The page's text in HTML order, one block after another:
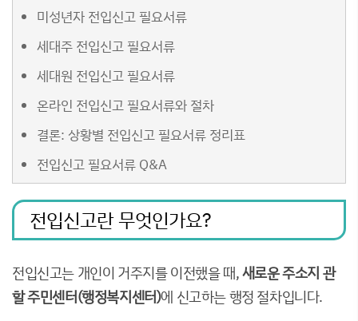
미성년자 전입신고 필요서류
세대주 전입신고 필요서류
세대원 전입신고 필요서류
온라인 전입신고 필요서류와 절차
결론: 상황별 전입신고 필요서류 정리표
전입신고 필요서류 Q&A
전입신고란 무엇인가요?
전입신고는 개인이 거주지를 이전했을 때,새로운 주소지 관
할 주민센터(행정복지센터)에 신고하는 행정 절차입니다.